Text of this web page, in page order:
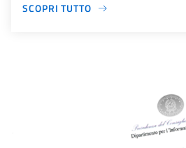
SCOPRI TUTTO